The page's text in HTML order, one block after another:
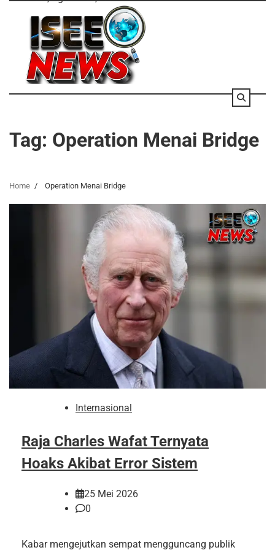
content
Tag: Operation Menai Bridge
Home Operation Menai Bridge
Internasional
Raja Charles Wafat Ternyata
Hoaks Akibat Error Sistem
25 Mei 2026
0
Kabar mengejutkan sempat mengguncang publik